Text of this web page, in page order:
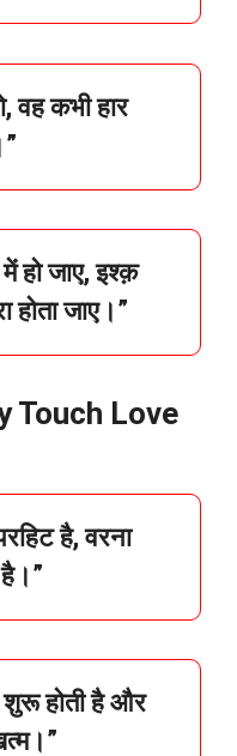
वहकभीहार
मेंहोजाए,इश्क़
होताजाए।”
Touch Love
है,वरना
है।”
शुरूहोतीहैऔर